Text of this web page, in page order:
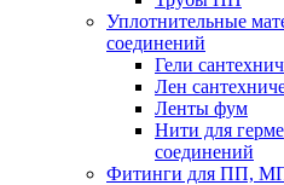
Уплотнительные
соединений
Гели
Лен
Ленты фум
Нити для
соединений
Фитинги для ПП,